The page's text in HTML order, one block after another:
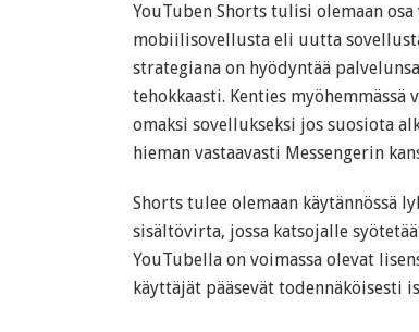
YouTuben Shorts tulisi olemaan
mobiilisovellusta eli uutta
strategiana on hyödyntää
tehokkaasti. Kenties
omaksi sovellukseksi jos suosiota
hieman vastaavasti Messengerin
Shorts tulee olemaan käytännössä
sisältövirta, jossa katsojalle
YouTubella on voimassa olevat
käyttäjät pääsevät todennäköisesti